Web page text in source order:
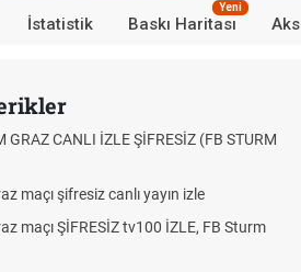
İstatistik Baskı Haritası
Yeni
GRAZ CANLI İZLE ŞİFRESİZ (FB STURM
maçı şifresiz canlı yayın izle
maçı ŞİFRESİZ tv100 İZLE, FB Sturm